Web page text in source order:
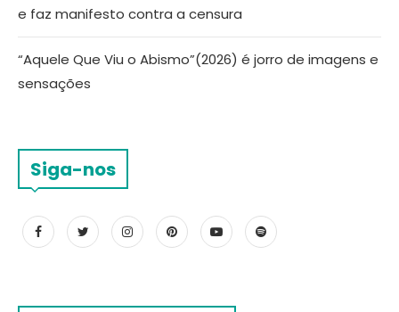
e faz manifesto contra a censura
“Aquele Que Viu o Abismo”(2026) é jorro de imagens e
sensações
Siga-nos